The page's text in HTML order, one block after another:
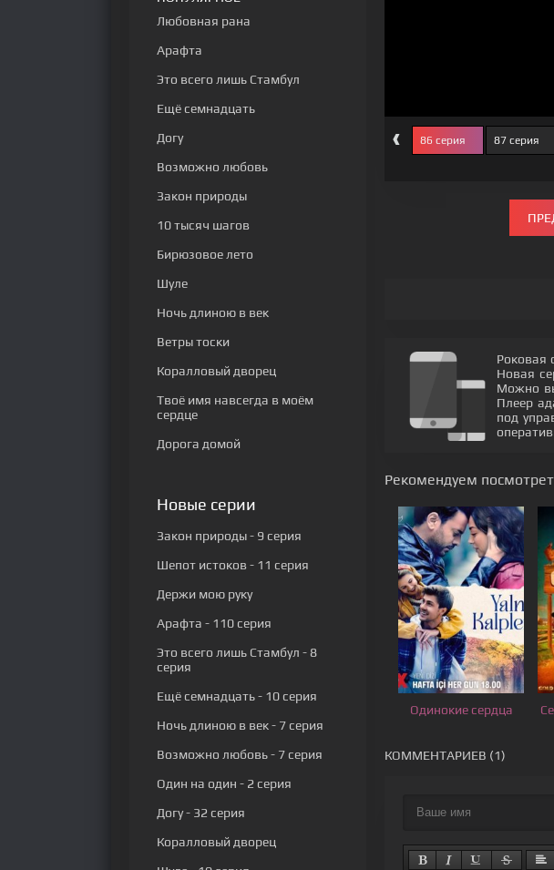
‹
82 серия 86 серия 87 серия
Роковая
Новая
Можно
Плеер
под
Рекомендуем
Одинокие сердца
КОММЕНТАРИЕВ (1)
Любовная рана
Арафта
Это всего лишь Стамбул
Ещё семнадцать
Догу
Возможно любовь
Закон природы
10 тысяч шагов
Бирюзовое лето
Шуле
Ночь длиною в век
Ветры тоски
Коралловый дворец
Твоё имя навсегда в моём
сердце
Дорога домой
Новые серии
Закон природы- 9 серия
Шепот истоков - 11 серия
Держи мою руку
Арафта - 110 серия
Это всего лишь Стамбул - 8
серия
Ещё семнадцать- 10 серия
Ночь длиною в век- 7 серия
Возможно любовь- 7 серия
Один на один - 2 серия
Догу- 32 серия
Коралловый дворец